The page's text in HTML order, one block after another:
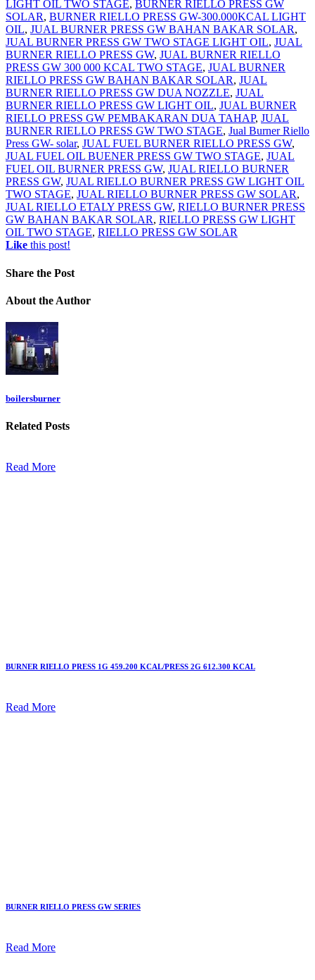
LIGHT OIL TWO STAGE, BURNER RIELLO PRESS GW
SOLAR, BURNER RIELLO PRESS GW-300.000KCAL LIGHT
OIL, JUAL BURNER PRESS GW BAHAN BAKAR SOLAR,
JUAL BURNER PRESS GW TWO STAGE LIGHT OIL, JUAL
BURNER RIELLO PRESS GW, JUAL BURNER RIELLO
PRESS GW 300 000 KCAL TWO STAGE, JUAL BURNER
RIELLO PRESS GW BAHAN BAKAR SOLAR, JUAL
BURNER RIELLO PRESS GW DUA NOZZLE, JUAL
BURNER RIELLO PRESS GW LIGHT OIL, JUAL BURNER
RIELLO PRESS GW PEMBAKARAN DUA TAHAP, JUAL
BURNER RIELLO PRESS GW TWO STAGE, Jual Burner Riello
Press GW- solar, JUAL FUEL BURNER RIELLO PRESS GW,
JUAL FUEL OIL BUENER PRESS GW TWO STAGE, JUAL
FUEL OIL BURNER PRESS GW, JUAL RIELLO BURNER
PRESS GW, JUAL RIELLO BURNER PRESS GW LIGHT OIL
TWO STAGE, JUAL RIELLO BURNER PRESS GW SOLAR,
JUAL RIELLO ETALY PRESS GW, RIELLO BURNER PRESS
GW BAHAN BAKAR SOLAR, RIELLO PRESS GW LIGHT
OIL TWO STAGE, RIELLO PRESS GW SOLAR
Like this post!
Share the Post
About the Author
boilersburner
Related Posts
Read More
BURNER RIELLO PRESS 1G 459.200 KCAL/PRESS 2G 612.300 KCAL
Read More
BURNER RIELLO PRESS GW SERIES
Read More